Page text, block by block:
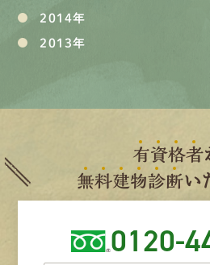
2014年
2013年
有資格者
無料建物診断い
0120-